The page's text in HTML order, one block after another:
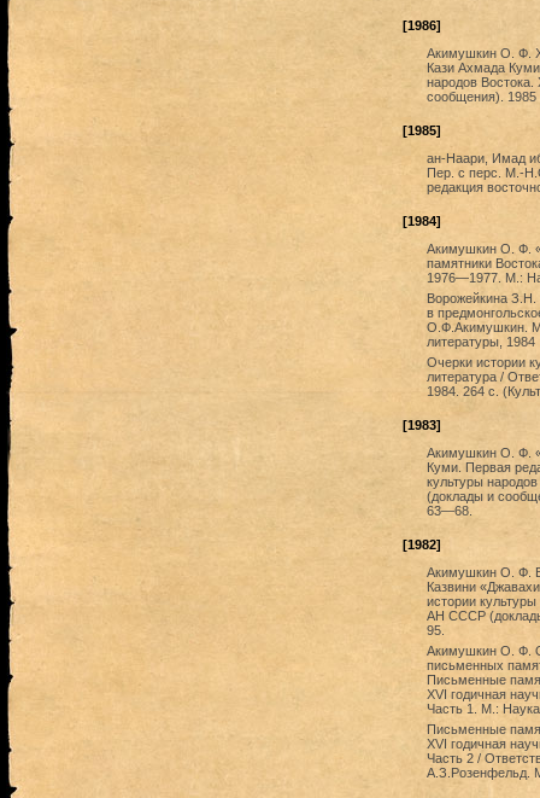
[1986]
Акимушкин О. Ф.
Кази Ахмада
народов
сообщения).
[1985]
ан-Наари, Имад
Пер. с перс. М.-
редакция
[1984]
Акимушкин О. Ф.
памятники
1976—1977. М.:
Ворожейкина З.Н.
в
О.Ф.Акимушкин.
литературы, 1984
Очерки истории
литература /
1984. 264 c.
[1983]
Акимушкин О. Ф.
Куми. Первая
культуры
(доклады и
63—68.
[1982]
Акимушкин О. Ф.
Казвини
истории
АН СССР
95.
Акимушкин О. Ф.
письменных
Письменные
XVI годичная
Часть 1. М.:
Письменные
XVI годичная
Часть 2 /
А.З.Розенфельд.